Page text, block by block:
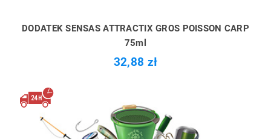
DODATEK SENSAS ATTRACTIX GROS POISSON CARP
75ml
32,88 zł